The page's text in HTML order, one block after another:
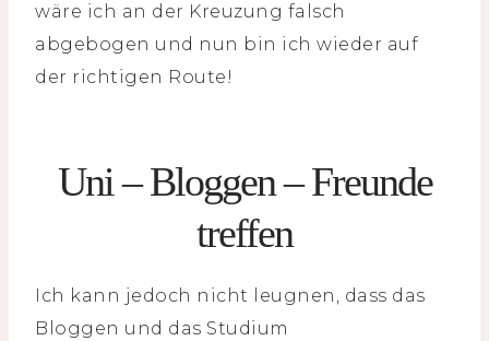
wäre ich an der Kreuzung falsch
abgebogen und nun bin ich wieder auf
der richtigen Route!
Uni – Bloggen – Freunde
treffen
Ich kann jedoch nicht leugnen, dass das
Bloggen und das Studium